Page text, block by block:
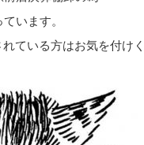
ています。
ている方はお気を付け